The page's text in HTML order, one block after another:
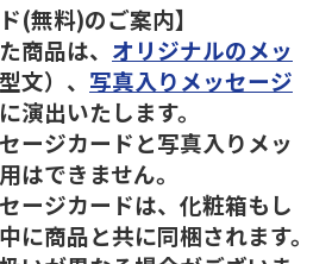
(無料)のご案内】
商品は、 オリジナルのメッ
文）、 写真入りメッセージ
演出いたします。
ージカードと写真入りメッ
はできません。
ージカードは、化粧箱もし
に商品と共に同梱されます。